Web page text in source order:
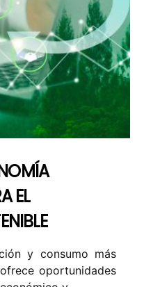
EL
y consumo más
oportunidades